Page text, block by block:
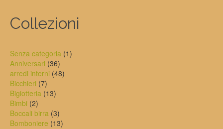
Collezioni
Senza categoria 11
Anniversari 3636
prodotti
arredi interni 4848
Bicchieri 77
prodotti
Bigiotteria 1313
Bimbi 22
prodotti
Boccali birra 33
prodotti
Bomboniere 1313